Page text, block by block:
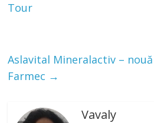
Tour
Aslavital Mineralactiv –
Farmec →
Vavaly